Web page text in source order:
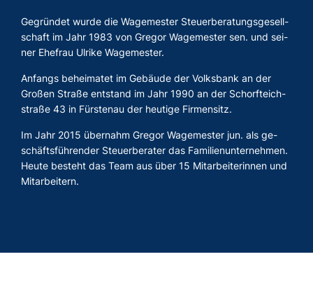
Ge­grün­det wurde die Wa­ge­mes­ter Steu­er­be­ra­tungs­ge­sell­
schaft im Jahr 1983 von Gre­gor Wa­ge­mes­ter sen. und sei­
ner Ehe­frau Ul­ri­ke Wa­ge­mes­ter.
An­fangs be­hei­ma­tet im Ge­bäu­de der Volks­bank an der
Gro­ßen Stra­ße ent­stand im Jahr 1990 an der Schorf­teich­
stra­ße 43 in Fürs­ten­au der heu­ti­ge Fir­men­sitz.
Im Jahr 2015 über­nahm Gre­gor Wa­ge­mes­ter jun. als ge­
schäfts­füh­ren­der Steu­er­be­ra­ter das Fa­mi­li­en­un­ter­neh­men.
Heute be­steht das Team aus über 15 Mit­ar­bei­te­rin­nen und
Mit­ar­bei­tern.